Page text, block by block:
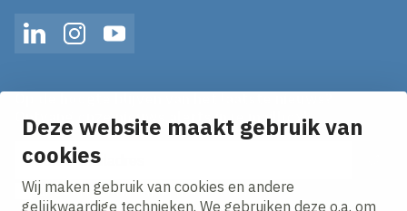
Deze website maakt gebruik van
cookies
Wij maken gebruik van cookies en andere
gelijkwaardige technieken. We gebruiken deze o.a. om
LinkedInInstagramYouTube
Ontvang onze nieuws alerts in je mailbox!
E-mailadres
Ik ga akkoord met hetprivacy statement.